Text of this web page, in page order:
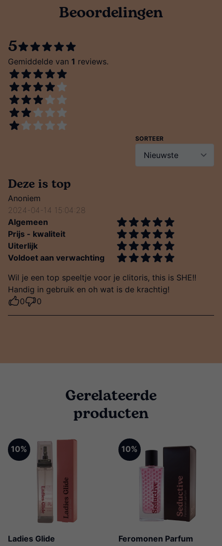
Beoordelingen
5
Gemiddelde van 1 reviews.
SORTEER
Deze is top
Anoniem
2024-04-14 15:04:28
Algemeen
Prijs - kwaliteit
Uiterlijk
Voldoet aan verwachting
Wil je een top speeltje voor je clitoris, this is SHE!!
Handig in gebruik en oh wat is de krachtig!
0
0
Gerelateerde
producten
10%
Ladies Glide
10%
Feromonen Parfum